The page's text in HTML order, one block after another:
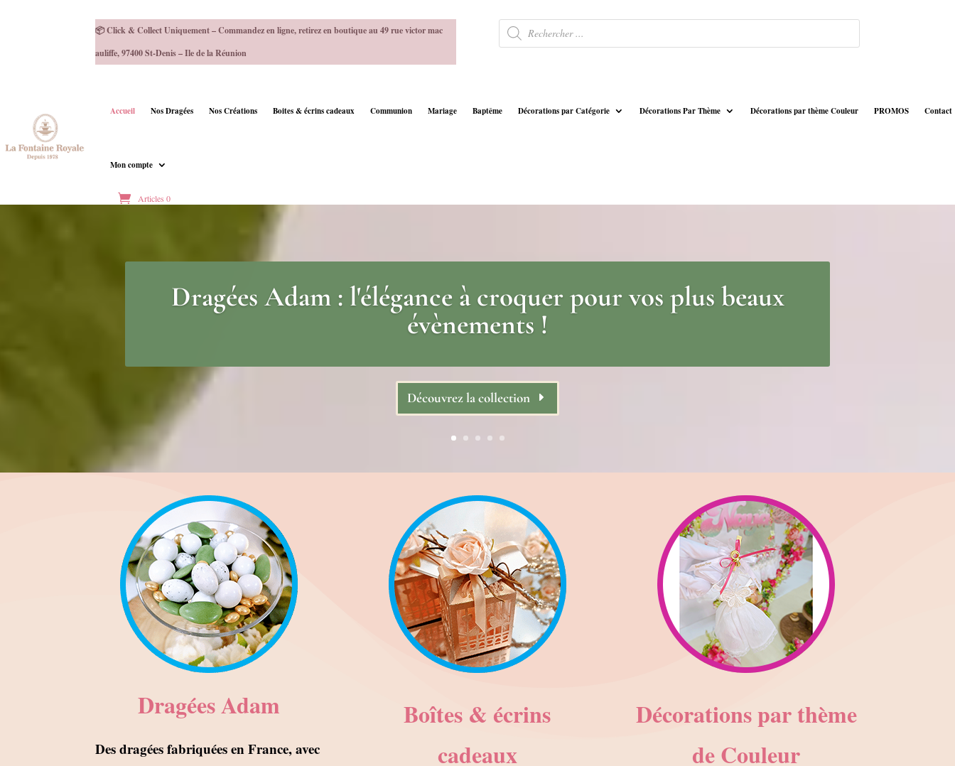
📦 Click & Collect Uniquement – Commandez en ligne, retirez en boutique au 49 rue victor mac
auliffe, 97400 St-Denis – Ile de la Réunion
Recherche
de
produits
Accueil Nos Dragées Nos Créations Boites & écrins cadeaux Communion Mariage Baptême Décorations par Catégorie Décorations Par Thème Décorations par thème Couleur PROMOS Contact
Mon compte
Articles 0
NOS CREATIONS
Découvrir
Dragées Adam
Des dragées fabriquées en France, avec
Boîtes & écrins
cadeaux
Décorations par thème
de Couleur